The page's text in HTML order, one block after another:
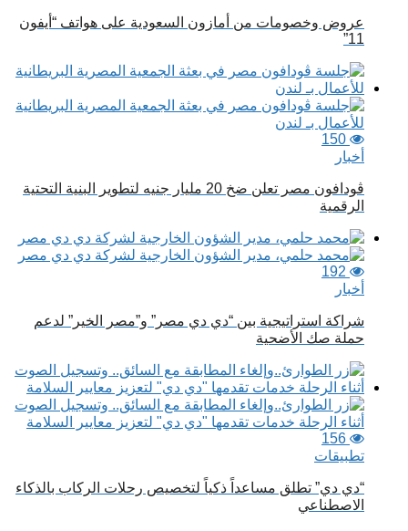
عروض وخصومات من أمازون السعودية على هواتف “أيفون
11”
150
أخبار
ڤودافون مصر تعلن ضخ 20 مليار جنيه لتطوير البنية التحتية
الرقمية
192
أخبار
شراكة استراتيجية بين “دي دي مصر” و”مصر الخير” لدعم
حملة صك الأضحية
156
تطبيقات
“دي دي” تطلق مساعداً ذكياً لتخصيص رحلات الركاب بالذكاء
الاصطناعي